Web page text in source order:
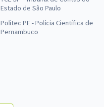
Estado de São Paulo
Politec PE - Polícia Científica de
Pernambuco